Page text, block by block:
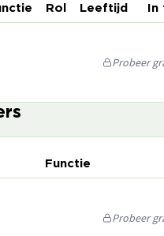
Rol Leeftijd
Probeer
Functie
Probeer